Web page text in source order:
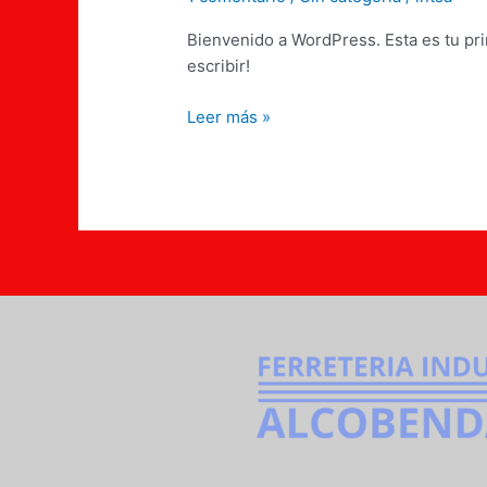
Bienvenido a WordPress. Esta es tu
escribir!
Leer más »